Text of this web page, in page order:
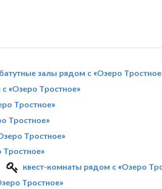
батутные залы рядом с «Озеро
«Озеро Тростное»
Тростное»
Тростное»
Тростное»
квест-комнаты рядом с «Озеро
Тростное»